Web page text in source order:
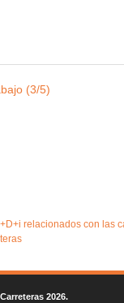
(3/5)
relacionados con las
2026.